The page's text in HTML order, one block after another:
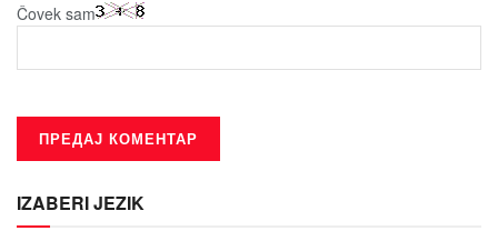
Čovek sam
IZABERI JEZIK